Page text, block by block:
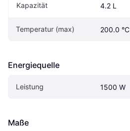
Kapazität 4.2 L
Temperatur (max) 200.0 °C
Energiequelle
Leistung 1500 W
Maße